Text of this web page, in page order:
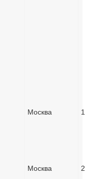
Москва
Москва